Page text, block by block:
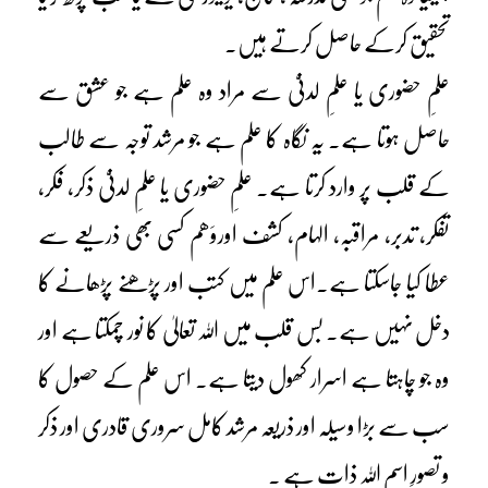
تحقیق کرکے حاصل کرتے ہیں۔
علمِ حضوری یا علمِ لدنیّ سے مراد وہ علم ہے جو عشق سے
حاصل ہوتا ہے۔ یہ نگاہ کا علم ہے جو مرشد توجہ سے طالب
کے قلب پر وارد کرتا ہے۔ علمِ حضوری یا علمِ لدنیّ ذکر، فکر،
تفکر، تدبر، مراقبہ، الہام، کشف اوروَھم کسی بھی ذریعے سے
عطا کیا جاسکتا ہے۔اس علم میں کتب اور پڑھنے پڑھانے کا
دخل نہیں ہے۔ بس قلب میں اللہ تعالیٰ کا نور چمکتا ہے اور
وہ جو چاہتا ہے اسرار کھول دیتا ہے۔ اس علم کے حصول کا
سب سے بڑا وسیلہ اور ذریعہ مرشد کامل سروری قادری اور ذکر
و تصورِ اسمِ اللہ ذات ہے ۔